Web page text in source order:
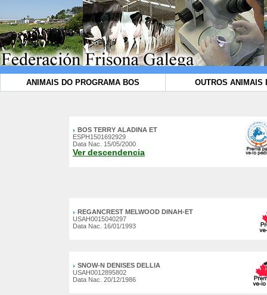
ANIMAIS DO PROGRAMA BOS OUTROS ANIMAIS
BOS TERRY ALADINA ET
ESPH1501692929
Data Nac. 15/05/2000
Ver descendencia
REGANCREST MELWOOD DINAH-ET
USAH0015040297
Data Nac. 16/01/1993
SNOW-N DENISES DELLIA
USAH0012895802
Data Nac. 20/12/1986